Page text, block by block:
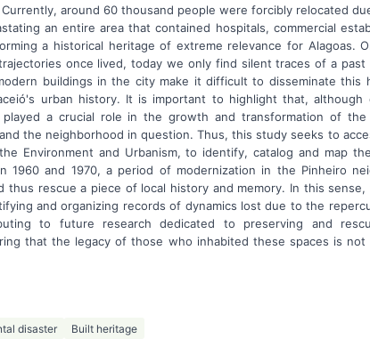
around 60 thousand people were forcibly relocated
an entire area that contained hospitals, commercial
a historical heritage of extreme relevance for Alagoas.
once lived, today we only find silent traces of a
buildings in the city make it difficult to disseminate this
urban history. It is important to highlight that, although
a crucial role in the growth and transformation of the
the neighborhood in question. Thus, this study seeks to
Environment and Urbanism, to identify, catalog and map
1960 and 1970, a period of modernization in the Pinheiro
thus rescue a piece of local history and memory. In this
and organizing records of dynamics lost due to the
to future research dedicated to preserving and
that the legacy of those who inhabited these spaces is not
disaster Built heritage